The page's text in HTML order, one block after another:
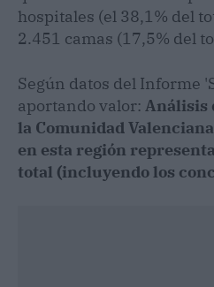
hospitales (el 38,1% del
2.451 camas (17,5% del
Según datos del Informe
aportando valor: Análisis
la Comunidad
en esta región
total (incluyendo los